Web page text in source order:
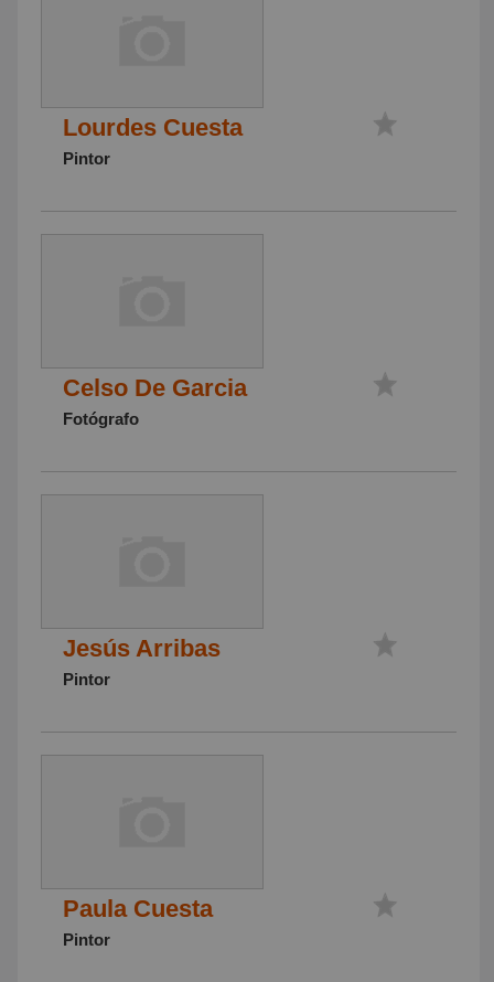
Lourdes Cuesta
Pintor
Celso De Garcia
Fotógrafo
Jesús Arribas
Pintor
Paula Cuesta
Pintor